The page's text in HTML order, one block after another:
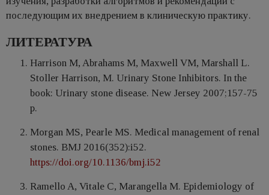
последующим их внедрением в клиническую практику.
ЛИТЕРАТУРА
Harrison M, Abrahams M, Maxwell VM, Marshall L.
Stoller Harrison, M. Urinary Stone Inhibitors. In the
book: Urinary stone disease. New Jersey 2007;157-75
р.
Morgan MS, Pearle MS. Medical management of renal
stones. BMJ 2016(352):i52.
https://doi.org/10.1136/bmj.i52
Ramello A, Vitale C, Marangella M. Epidemiology of